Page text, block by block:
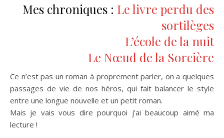
Mes chroniques : Le livre perdu des
sortilèges
L’école de la nuit
Le Nœud de la Sorcière
Ce n’est pas un roman à proprement parler, on a quelques
passages de vie de nos héros, qui fait balancer le style
entre une longue nouvelle et un petit roman.
Mais je vais vous dire pourquoi j’ai beaucoup aimé ma
lecture !